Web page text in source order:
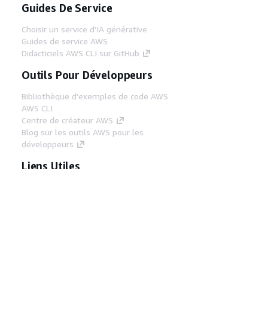
Guides De Service
Choisir un service d'IA générative
Guides de service AWS
Didacticiels AWS CLI sur GitHub
Outils Pour Développeurs
Bibliothèque d'exemples de code AWS
AWS CLI
Centre de créateur AWS
Blog sur les outils AWS pour les
développeurs
Liens Utiles